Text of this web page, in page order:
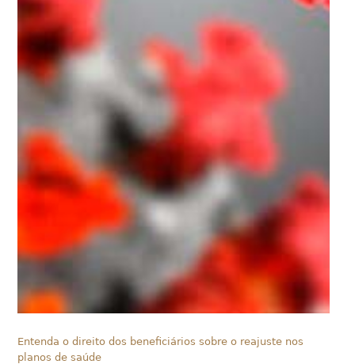
Entenda o direito dos beneficiários sobre o reajuste nos
planos de saúde